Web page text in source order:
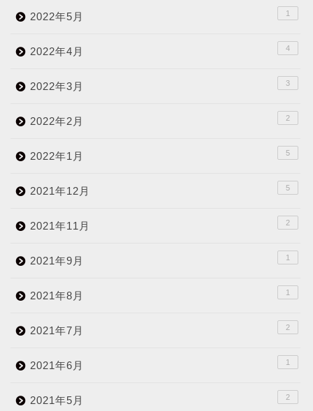
2022年5月 1
2022年4月 4
2022年3月 3
2022年2月 2
2022年1月 5
2021年12月 5
2021年11月 2
2021年9月 1
2021年8月 1
2021年7月 2
2021年6月 1
2021年5月 2